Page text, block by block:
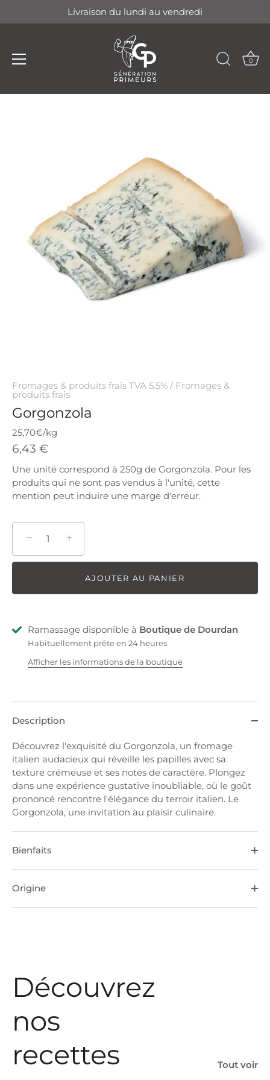
Livraison du lundi au vendredi
0
Fromages & produits frais TVA 5.5% / Fromages &
produits frais
Gorgonzola
25,70€/kg
6,43 €
Une unité correspond à 250g de Gorgonzola. Pour les
produits qui ne sont pas vendus à l'unité, cette
mention peut induire une marge d'erreur.
− +
AJOUTER AU PANIER
Ramassage disponible à Boutique de Dourdan
Habituellement prête en 24 heures
Afficher les informations de la boutique
Description
Découvrez l'exquisité du Gorgonzola, un fromage
italien audacieux qui réveille les papilles avec sa
texture crémeuse et ses notes de caractère. Plongez
dans une expérience gustative inoubliable, où le goût
prononcé rencontre l'élégance du terroir italien. Le
Gorgonzola, une invitation au plaisir culinaire.
Bienfaits
Origine
Découvrez
nos
recettes
Tout voir